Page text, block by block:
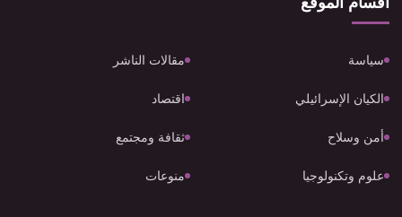
سياسة مقالات الناشر
الكيان الإسرائيلي اقتصاد
أمن وسلاح ثقافة ومجتمع
علوم وتكنولوجيا منوعات